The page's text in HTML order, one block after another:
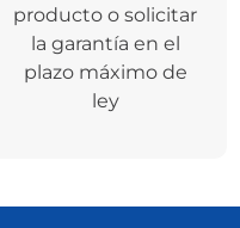
producto o solicitar
la garantía en el
plazo máximo de
ley